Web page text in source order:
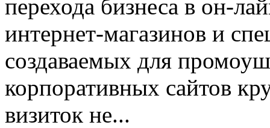
перехода бизнеса в он-
интернет-магазинов и
создаваемых для
корпоративных сайтов
визиток не...